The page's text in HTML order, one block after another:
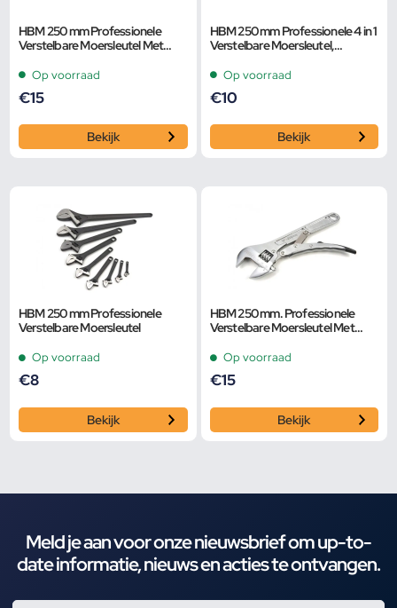
HBM 250 mm Professionele
Verstelbare Moersleutel Met
Smalle Bek
Op voorraad
€15
Bekijk
HBM 250 mm Professionele 4 in 1
Verstelbare Moersleutel,
Op voorraad
€10
Bekijk
HBM 250 mm Professionele
Verstelbare Moersleutel
Op voorraad
€8
Bekijk
HBM 250 mm. Professionele
Verstelbare Moersleutel Met
Op voorraad
€15
Bekijk
Meld je aan voor onze nieuwsbrief om up-to-
date informatie, nieuws en acties te ontvangen.